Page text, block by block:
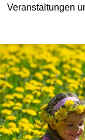
Veranstaltungen